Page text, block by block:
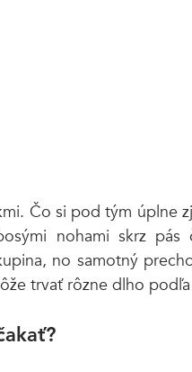
Čo si pod tým úplne
nohami skrz
no samotný
trvať rôzne dlho